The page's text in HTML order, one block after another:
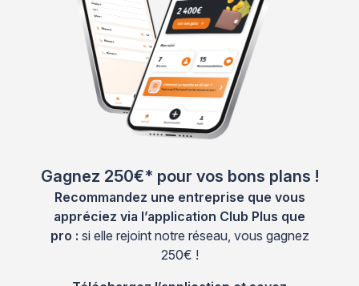
Gagnez 250€* pour vos bons plans !
Recommandez une entreprise que vous
appréciez via l’application Club Plus que
pro : si elle rejoint notre réseau, vous gagnez
250€ !